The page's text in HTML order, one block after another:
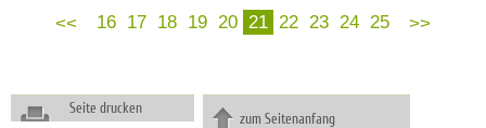
16 17 18 19 20 21 22 23 24 25
Seite drucken
zum Seitenanfang